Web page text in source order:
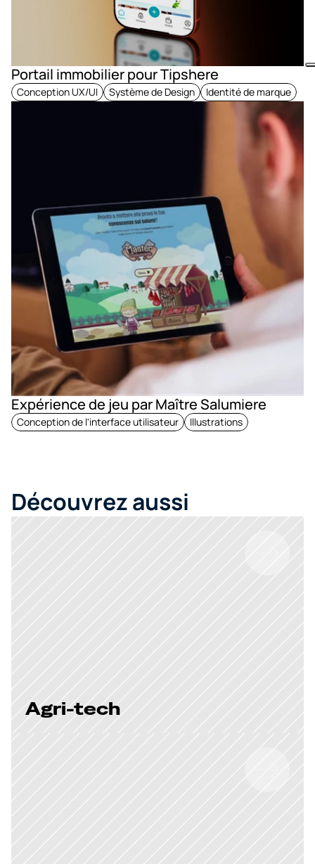
Portail immobilier pour Tipshere
Conception UX/UI Système de Design Identité de marque
Expérience de jeu par Maître Salumiere
Conception de l'interface utilisateur Illustrations
Découvrez aussi
Agri-tech